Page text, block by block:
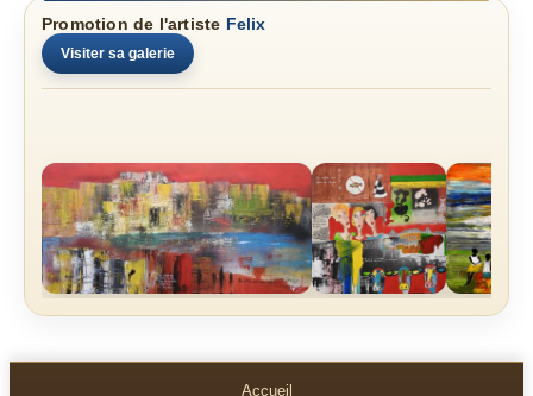
Promotion de l'artiste Felix
Visiter sa galerie
Accueil